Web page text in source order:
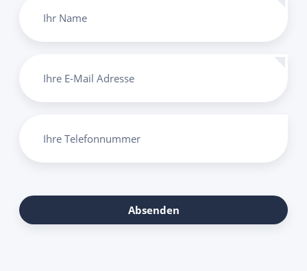
Ihr Name
Ihre E-Mail Adresse
Ihre Telefonnummer
Absenden